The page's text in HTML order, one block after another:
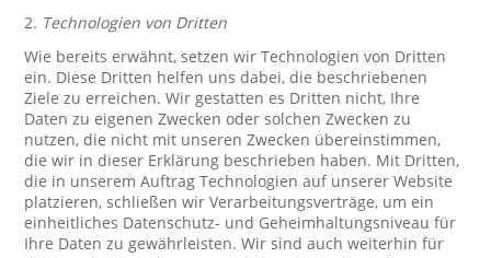
2. Technologien von Dritten
Wie bereits erwähnt, setzen wir Technologien von Dritten
ein. Diese Dritten helfen uns dabei, die beschriebenen
Ziele zu erreichen. Wir gestatten es Dritten nicht, Ihre
Daten zu eigenen Zwecken oder solchen Zwecken zu
nutzen, die nicht mit unseren Zwecken übereinstimmen,
die wir in dieser Erklärung beschrieben haben. Mit Dritten,
die in unserem Auftrag Technologien auf unserer Website
platzieren, schließen wir Verarbeitungsverträge, um ein
einheitliches Datenschutz- und Geheimhaltungsniveau für
Ihre Daten zu gewährleisten. Wir sind auch weiterhin für